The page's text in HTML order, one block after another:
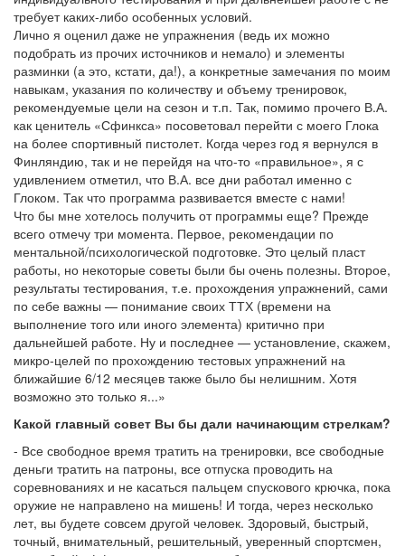
требует каких-либо особенных условий.
Лично я оценил даже не упражнения (ведь их можно
подобрать из прочих источников и немало) и элементы
разминки (а это, кстати, да!), а конкретные замечания по моим
навыкам, указания по количеству и объему тренировок,
рекомендуемые цели на сезон и т.п. Так, помимо прочего В.А.
как ценитель «Сфинкса» посоветовал перейти с моего Глока
на более спортивный пистолет. Когда через год я вернулся в
Финляндию, так и не перейдя на что-то «правильное», я с
удивлением отметил, что В.А. все дни работал именно с
Глоком. Так что программа развивается вместе с нами!
Что бы мне хотелось получить от программы еще? Прежде
всего отмечу три момента. Первое, рекомендации по
ментальной/психологической подготовке. Это целый пласт
работы, но некоторые советы были бы очень полезны. Второе,
результаты тестирования, т.е. прохождения упражнений, сами
по себе важны — понимание своих ТТХ (времени на
выполнение того или иного элемента) критично при
дальнейшей работе. Ну и последнее — установление, скажем,
микро-целей по прохождению тестовых упражнений на
ближайшие 6/12 месяцев также было бы нелишним. Хотя
возможно это только я...»
Какой главный совет Вы бы дали начинающим стрелкам?
- Все свободное время тратить на тренировки, все свободные
деньги тратить на патроны, все отпуска проводить на
соревнованиях и не касаться пальцем спускового крючка, пока
оружие не направлено на мишень! И тогда, через несколько
лет, вы будете совсем другой человек. Здоровый, быстрый,
точный, внимательный, решительный, уверенный спортсмен,